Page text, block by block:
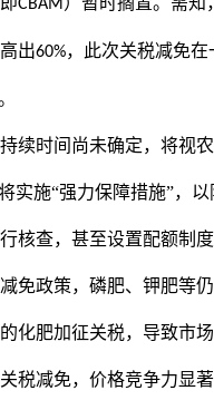
CBAM
出60%，此次关税减免在
续时间尚未确定，将视
实施“强力保障措施”，
核查，甚至设置配额制
免政策，磷肥、钾肥等仍
化肥加征关税，导致市场
税减免，价格竞争力显著